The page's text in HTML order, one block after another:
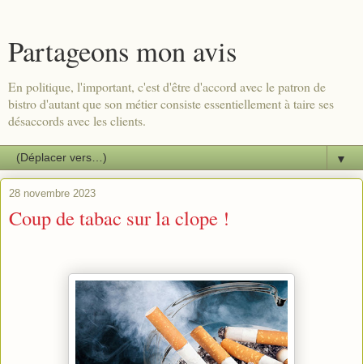
Partageons mon avis
En politique, l'important, c'est d'être d'accord avec le patron de
bistro d'autant que son métier consiste essentiellement à taire ses
désaccords avec les clients.
▼
28 novembre 2023
Coup de tabac sur la clope !